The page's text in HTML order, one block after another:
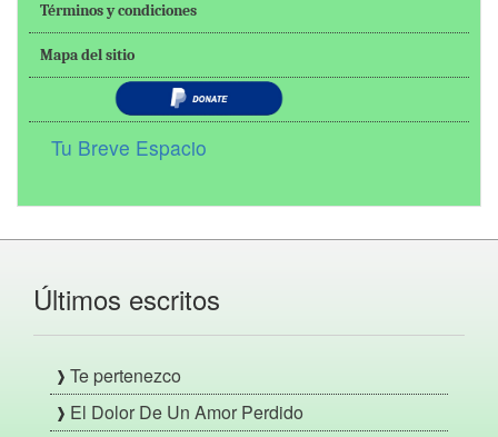
Términos y condiciones
Mapa del sitio
Tu Breve Espacio
Últimos escritos
Te pertenezco
El Dolor De Un Amor Perdido